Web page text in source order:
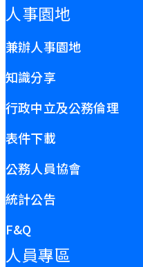
人事園地
兼辦人事園地
知識分享
行政中立及公務倫理
表件下載
公務人員協會
統計公告
F&Q
人員專區